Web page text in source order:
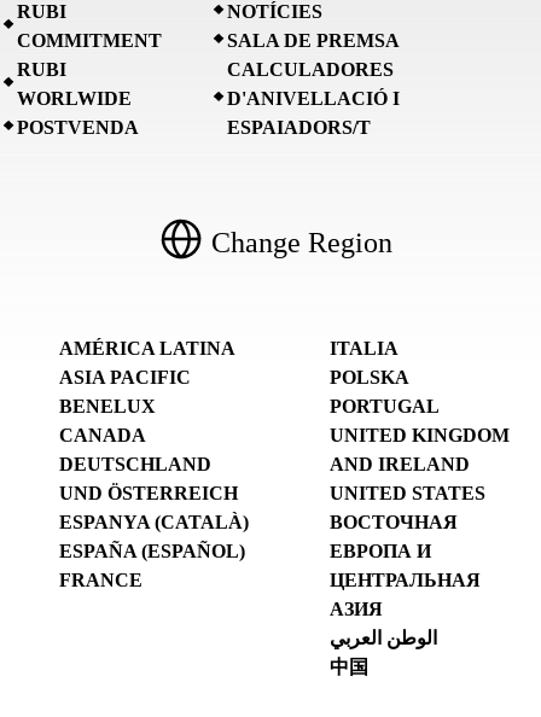
RUBI
COMMITMENT
RUBI
WORLWIDE
POSTVENDA
NOTÍCIES
SALA DE PREMSA
CALCULADORES
D'ANIVELLACIÓ I
ESPAIADORS/T
Change Region
AMÉRICA LATINA
ASIA PACIFIC
BENELUX
CANADA
DEUTSCHLAND
UND ÖSTERREICH
ESPANYA (CATALÀ)
ESPAÑA (ESPAÑOL)
FRANCE
ITALIA
POLSKA
PORTUGAL
UNITED KINGDOM
AND IRELAND
UNITED STATES
ВОСТОЧНАЯ
ЕВРОПА И
ЦЕНТРАЛЬНАЯ
АЗИЯ
الوطن العربي
中国